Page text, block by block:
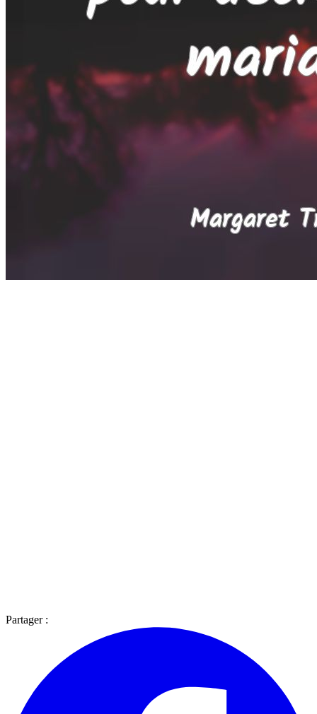
Partager :